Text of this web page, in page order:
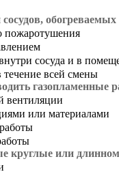
пожаротушения
сосуда и в
всей смены
газопламенные
вентиляции
или материалами
круглые или